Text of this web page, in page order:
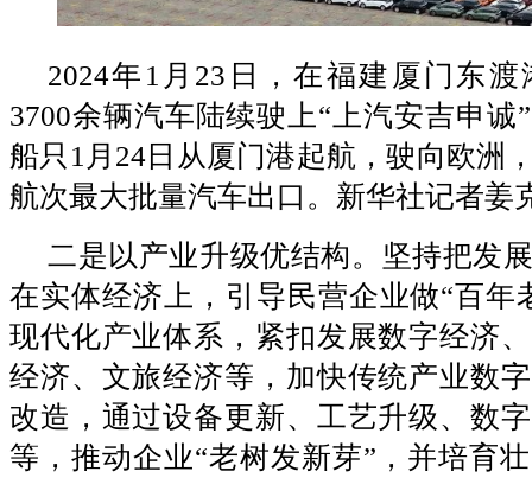
2024年1月23日，在福建厦门东
3700余辆汽车陆续驶上“上汽安吉申诚
船只1月24日从厦门港起航，驶向欧洲
航次最大批量汽车出口。新华社记者姜
二是以产业升级优结构。坚持把发
在实体经济上，引导民营企业做“百年
现代化产业体系，紧扣发展数字经济
经济、文旅经济等，加快传统产业数
改造，通过设备更新、工艺升级、数
等，推动企业“老树发新芽”，并培育